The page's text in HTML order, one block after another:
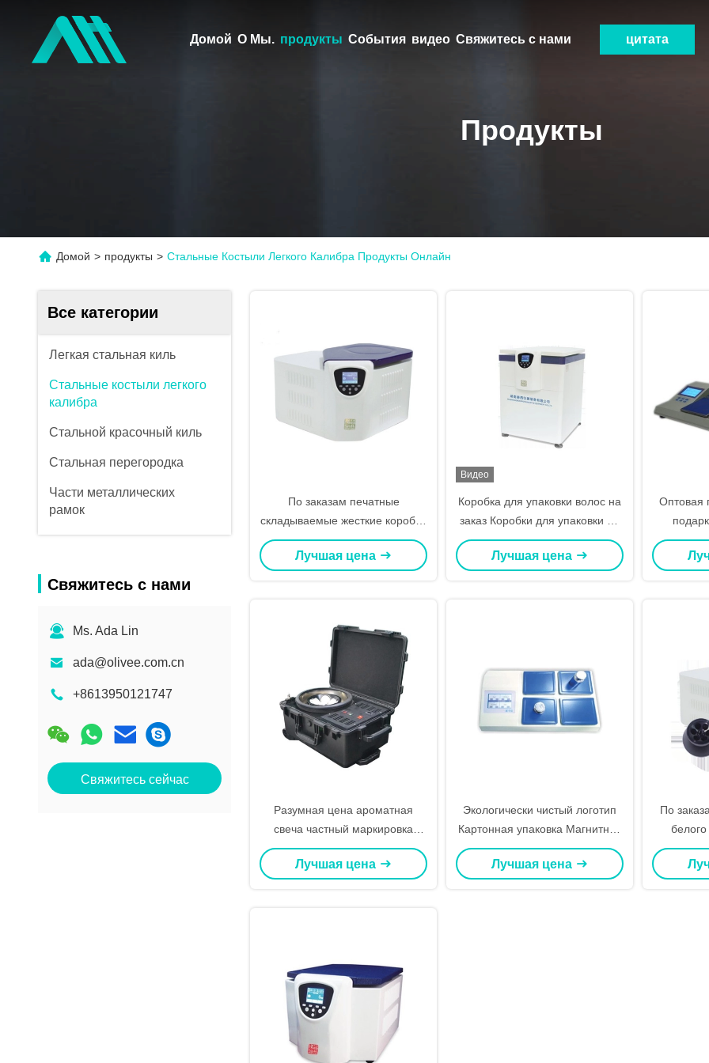
Домой О Мы. продукты События видео Свяжитесь с нами цитата
Продукты
Домой > продукты > Стальные Костыли Легкого Калибра Продукты Онлайн
Все категории
Легкая стальная киль
Стальные костыли легкого
калибра
Стальной красочный киль
Стальная перегородка
Части металлических
рамок
Свяжитесь с нами
Ms. Ada Lin
ada@olivee.com.cn
+8613950121747
Свяжитесь сейчас
По заказам печатные
складываемые жесткие коробки
большие белые магнитные
закрытые подарочные коробки
Лучшая цена
Видео
Коробка для упаковки волос на
заказ Коробки для упаковки на
заказ Люксовая коробка для
расширения волос человека
Лучшая цена
Оптовая
Разумная цена ароматная
свеча частный маркировка
роскошная упаковка тростник
диффузер и свеча банка набор
Лучшая цена
Экологически чистый логотип
Картонная упаковка Магнитное
закрытие Заказная черная
обувь складная магнитная
Лучшая цена
По